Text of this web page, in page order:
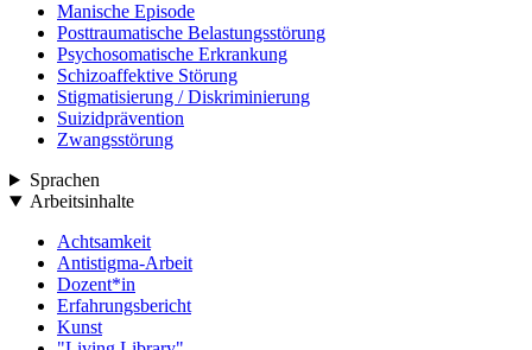
Manische Episode
Posttraumatische Belastungsstörung
Psychosomatische Erkrankung
Schizoaffektive Störung
Stigmatisierung / Diskriminierung
Suizidprävention
Zwangsstörung
Sprachen
Arbeitsinhalte
Achtsamkeit
Antistigma-Arbeit
Dozent*in
Erfahrungsbericht
Kunst